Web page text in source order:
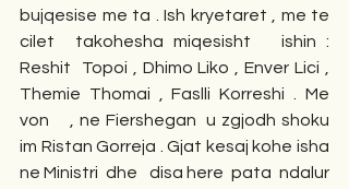
bujqesise me ta . Ish kryetaret , me te
cilet  takohesha miqesisht   ishin :
Reshit  Topoi , Dhimo Liko , Enver Lici ,
Themie Thomai , Faslli Korreshi . Me
von    , ne Fiershegan  u zgjodh shoku
im Ristan Gorreja . Gjat kesaj kohe isha
ne Ministri  dhe   disa here  pata  ndalur